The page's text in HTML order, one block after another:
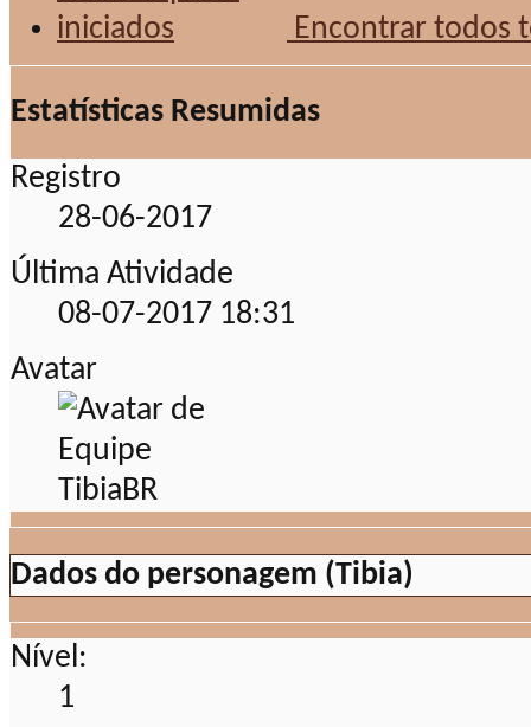
Encontrar todos
Estatísticas Resumidas
Registro
28-06-2017
Última Atividade
08-07-2017 18:31
Avatar
Dados do personagem (Tibia)
Nível:
1